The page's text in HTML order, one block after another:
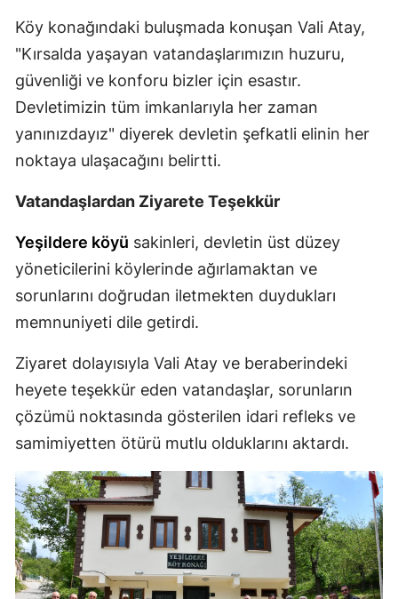
Nevşehir
Niğde
Sakarya
Siirt
Sinop
Tokat
Trabzon
Tunceli
Şanlıurfa
Uşak
Van
Köy konağındaki buluşmada konuşan Vali Atay,
"Kırsalda yaşayan vatandaşlarımızın huzuru,
güvenliği ve konforu bizler için esastır.
Devletimizin tüm imkanlarıyla her zaman
yanınızdayız" diyerek devletin şefkatli elinin her
noktaya ulaşacağını belirtti.
Vatandaşlardan Ziyarete Teşekkür
Yeşildere köyü sakinleri, devletin üst düzey
yöneticilerini köylerinde ağırlamaktan ve
sorunlarını doğrudan iletmekten duydukları
memnuniyeti dile getirdi.
Ziyaret dolayısıyla Vali Atay ve beraberindeki
heyete teşekkür eden vatandaşlar, sorunların
çözümü noktasında gösterilen idari refleks ve
samimiyetten ötürü mutlu olduklarını aktardı.